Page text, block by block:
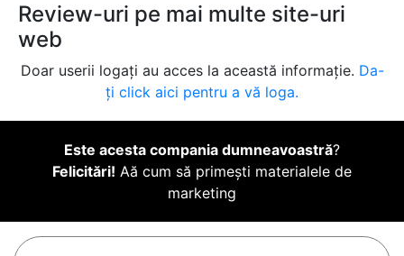
Review-uri pe mai multe site-uri
web
Doar userii logați au acces la această informație. Da-
ți click aici pentru a vă loga.
Este acesta compania dumneavoastră?
Felicitări! Aă cum să primești materialele de
marketing